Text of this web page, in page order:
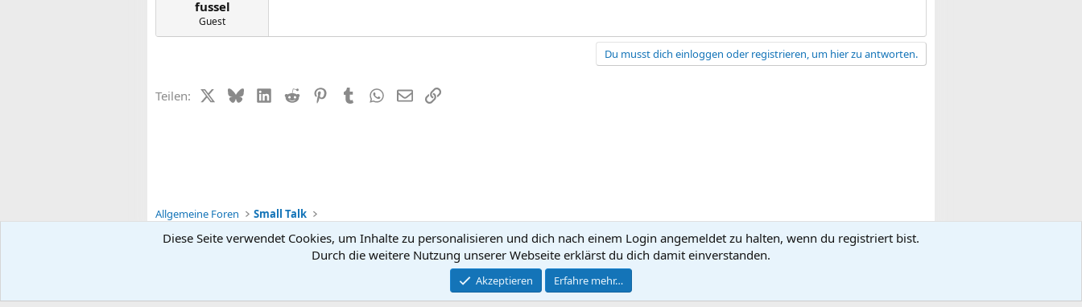
fussel
Guest
Du musst dich einloggen oder registrieren, um hier zu antworten.
Teilen: X (Twitter)
BlueskyLinkedIn
Reddit PinterestTumblrWhatsApp
E-MailLink
Allgemeine Foren Small Talk
Kontakt Nutzungsbedingungen Datenschutz
Community platform by XenForo ® © 2010-2026 XenForo Ltd.
Diese Seite verwendet Cookies, um Inhalte zu personalisieren und dich nach einem Login angemeldet zu halten, wenn du registriert bist.
Durch die weitere Nutzung unserer Webseite erklärst du dich damit einverstanden.
Akzeptieren Erfahre mehr…